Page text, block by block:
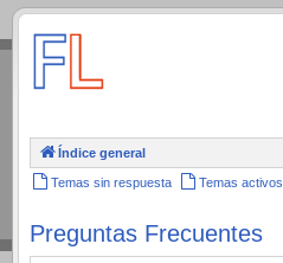
.
Índice general
Temas sin respuesta Temas activos
Preguntas Frecuentes